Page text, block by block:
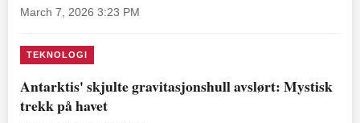
March 7, 2026 3:23 PM
TEKNOLOGI
Antarktis' skjulte gravitasjonshull avslørt: Mystisk
trekk på havet